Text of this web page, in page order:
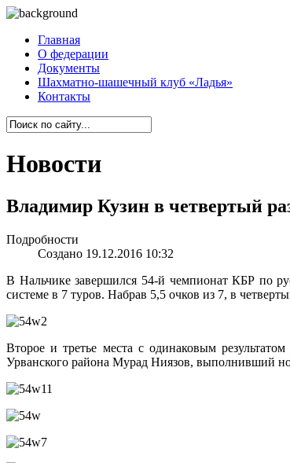
Главная
О федерации
Документы
Шахматно-шашечный клуб «Ладья»
Контакты
Новости
Владимир Кузин в четвертый
Подробности
Создано 19.12.2016 10:32
В Нальчике завершился 54-й чемпионат КБР по
системе в 7 туров. Набрав 5,5 очков из 7, в
Второе и третье места с одинаковым
Урванского района Мурад Ниязов, выполнивший